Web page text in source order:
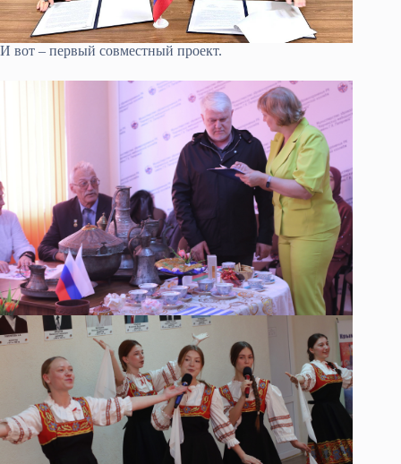
И вот – первый совместный проект.